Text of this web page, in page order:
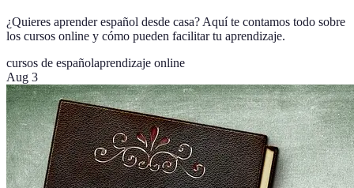
¿Quieres aprender español desde casa? Aquí te contamos todo sobre
los cursos online y cómo pueden facilitar tu aprendizaje.
cursos de españolaprendizaje online
Aug 3